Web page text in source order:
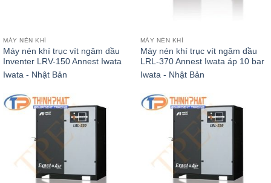
MÁY NÉN KHÍ
Máy nén khí trục vít ngâm dầu
Inventer LRV-150 Annest Iwata
Iwata - Nhật Bản
MÁY NÉN KHÍ
Máy nén khí trục vít ngâm dầu
LRL-370 Annest Iwata áp 10 bar
Iwata - Nhật Bản